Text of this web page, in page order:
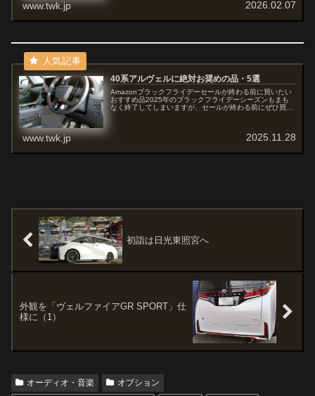
www.twk.jp 2026.02.07
40系アルヴェルに絶対お奨めの品・5選
Amazonブラックフライデーセールが終わる前に買いたい
おすすめ品2025年のブラックフライデーシーズンもまも
なく終了してしまいますが、セールが終わる前にぜひ買い
www.twk.jp 2025.11.28
初詣は日光東照宮へ
外観を「ヴェルファイアGR SPORT」仕
様に（1）
オーディオ・音楽
オプション